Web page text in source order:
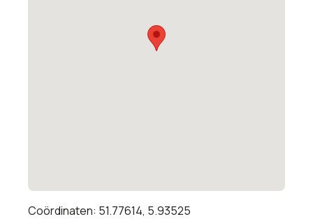
Coördinaten: 51.77614, 5.93525